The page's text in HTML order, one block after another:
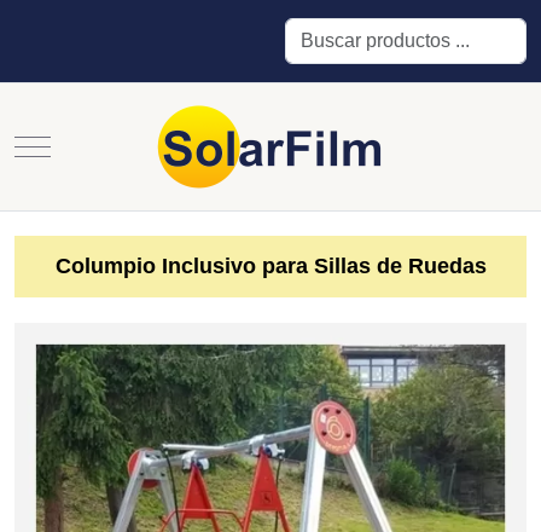
Buscar
Mobile Menu Toggle
Columpio Inclusivo para Sillas de Ruedas